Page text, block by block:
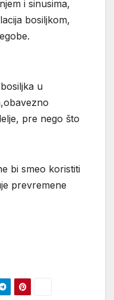
i sinusima,
bosiljkom,
u
pre nego što
bi smeo koristiti
prevremene